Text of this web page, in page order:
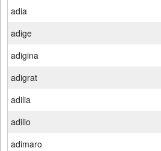
adia
adige
adigina
adigrat
adilia
adilio
adimaro